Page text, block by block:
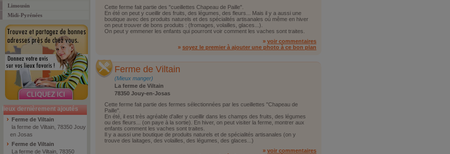
Limousin
Midi-Pyrénées
lieux dernièrement ajoutés
Ferme de Viltain
la ferme de Viltain, 78350 Jouy
en Josas
Ferme de Viltain
La ferme de Viltain, 78350
Cette ferme fait partie des "cueillettes Chapeau de Paille".
En été on peut y cueillir des fruits, des légumes, des fleurs... Mais il y a aussi une
boutique avec des produits naturels et des spécialités artisanales où même en hiver
on peut trouver de bons produits : (fromages, volailles, glaces...).
On peut y emmener les enfants qui pourront voir comment les vaches sont traites.
» voir commentaires
» soyez le premier à ajouter une photo à ce bon plan
Ferme de Viltain
(Mieux manger)
La ferme de Viltain
78350 Jouy-en-Josas
Cette ferme fait partie des fermes sélectionnées par les cueillettes "Chapeau de
Paille".
En été, il est très agréable d'aller y cueillir dans les champs des fruits, des légumes
ou des fleurs... (on paye à la sortie). En hiver, on peut visiter la ferme, montrer aux
enfants comment les vaches sont traites.
Il y a aussi une boutique de produits naturels et de spécialités artisanales (on y
trouve des laitages, des volailles, des légumes, des glaces...)
» voir commentaires